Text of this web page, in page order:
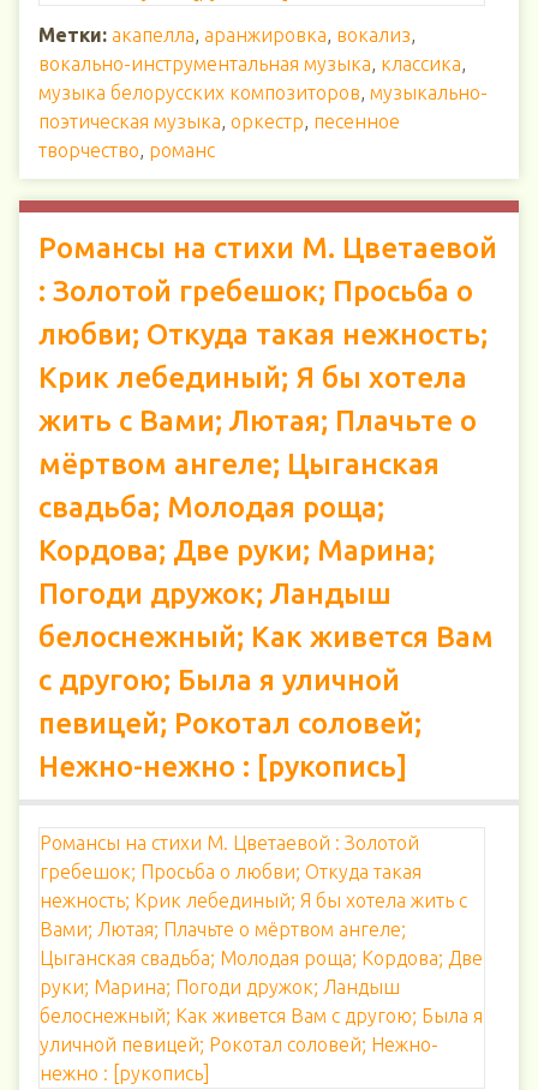
Метки: акапелла, аранжировка, вокализ,
вокально-инструментальная музыка, классика,
музыка белорусских композиторов, музыкально-
поэтическая музыка, оркестр, песенное
творчество, романс
Романсы на стихи М. Цветаевой
: Золотой гребешок; Просьба о
любви; Откуда такая нежность;
Крик лебединый; Я бы хотела
жить с Вами; Лютая; Плачьте о
мёртвом ангеле; Цыганская
свадьба; Молодая роща;
Кордова; Две руки; Марина;
Погоди дружок; Ландыш
белоснежный; Как живется Вам
с другою; Была я уличной
певицей; Рокотал соловей;
Нежно-нежно : [рукопись]
Романсы на стихи М. Цветаевой : Золотой
гребешок; Просьба о любви; Откуда такая
нежность; Крик лебединый; Я бы хотела жить с
Вами; Лютая; Плачьте о мёртвом ангеле;
Цыганская свадьба; Молодая роща; Кордова; Две
руки; Марина; Погоди дружок; Ландыш
белоснежный; Как живется Вам с другою; Была я
уличной певицей; Рокотал соловей; Нежно-
нежно : [рукопись]